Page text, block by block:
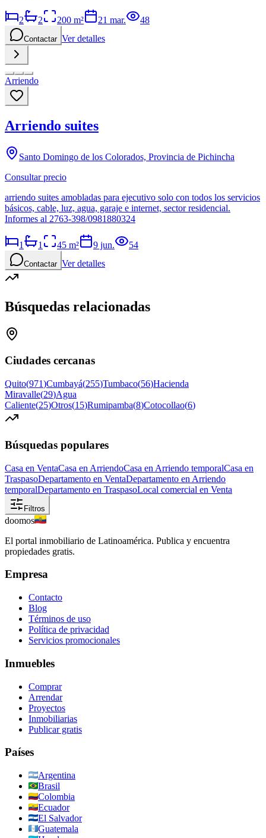
2 2 200 m² 21 mar. 48
Contactar Ver detalles
Arriendo
Arriendo suites
Santo Domingo de los Colorados, Provincia de Pichincha
Consultar precio
arriendo suites amobladas para ejecutivo solo con todos los servicios
básicos, cable, luz, agua, garaje e internet, sector residencial.
Informes al 2763-398/0981880324
1 1 45 m² 9 jun. 54
Contactar Ver detalles
Búsquedas relacionadas
Ciudades cercanas
Quito(971)Cumbayá(255)Tumbaco(56)Hacienda
Miravalle(29)Agua
Caliente(25)Otros(15)Rumipamba(8)Cotocollao(6)
Búsquedas populares
Casa en VentaCasa en ArriendoCasa en Arriendo temporalCasa en
TraspasoDepartamento en VentaDepartamento en Arriendo
temporalDepartamento en TraspasoLocal comercial en Venta
Filtros
doomos
El portal inmobiliario de Latinoamérica. Publica y encuentra
propiedades gratis.
Empresa
Contacto
Blog
Términos de uso
Política de privacidad
Servicios promocionales
Inmuebles
Comprar
Arrendar
Proyectos
Inmobiliarias
Publicar gratis
Países
Argentina
Brasil
Colombia
Ecuador
El Salvador
Guatemala